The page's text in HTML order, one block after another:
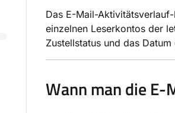
Das E-Mail-
einzelnen Leserkontos der
Zustellstatus und das
Wann man die